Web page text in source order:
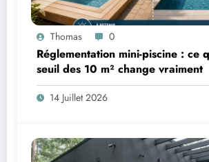
Thomas 0
Réglementation mini-piscine : ce
seuil des 10 m² change vraiment
14 Juillet 2026